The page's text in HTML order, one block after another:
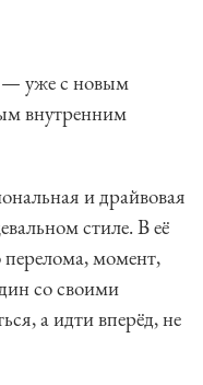
— уже с новым
внутренним
и драйвовая
стиле. В её
перелома, момент,
со своими
а идти вперёд, не